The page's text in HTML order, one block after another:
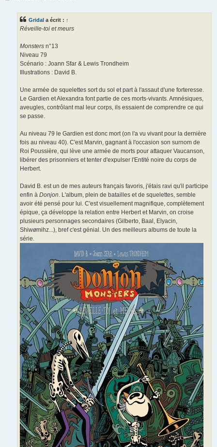
Gridal a écrit : ↑
Réveille-toi et meurs
Monsters n°13
Niveau 79
Scénario : Joann Sfar & Lewis Trondheim
Illustrations : David B.
Une armée de squelettes sort du sol et part à l'assaut d'une forteresse.
Le Gardien et Alexandra font partie de ces morts-vivants. Amnésiques,
aveugles, contrôlant mal leur corps, ils essaient de comprendre ce qui
se passe.
Au niveau 79 le Gardien est donc mort (on l'a vu vivant pour la dernière
fois au niveau 40). C'est Marvin, gagnant à l'occasion son surnom de
Roi Poussière, qui lève une armée de morts pour attaquer Vaucanson,
libérer des prisonniers et tenter d'expulser l'Entité noire du corps de
Herbert.
David B. est un de mes auteurs français favoris, j'étais ravi qu'il participe
enfin à Donjon . L'album, plein de batailles et de squelettes, semble
avoir été pensé pour lui. C'est visuellement magnifique, complètement
épique, ça développe la relation entre Herbert et Marvin, on croise
plusieurs personnages secondaires (Gilberto, Baal, Elyacin,
Shiwømihz...), bref c'est génial. Un des meilleurs albums de toute la
série.